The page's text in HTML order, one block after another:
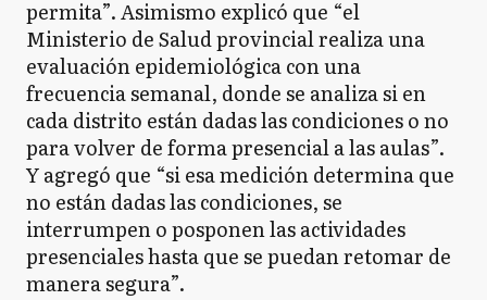
permita”.Asimismo explicó que “el
Ministerio de Salud provincial realiza una
evaluación epidemiológica con una
frecuencia semanal, donde se analiza si en
cada distrito están dadas las condiciones o no
para volver de forma presencial a las aulas”.
Y agregó que “si esa medición determina que
no están dadas las condiciones, se
interrumpen o posponen las actividades
presenciales hasta que se puedan retomar de
manera segura”.